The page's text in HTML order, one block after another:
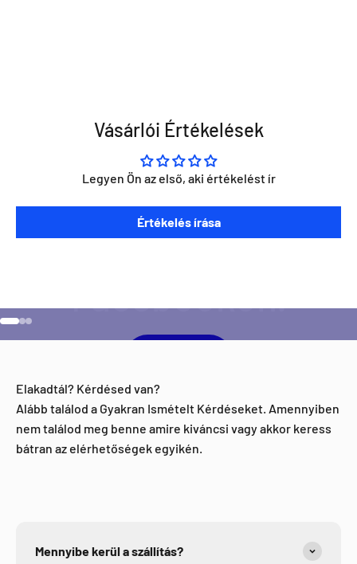
Vásárlói Értékelések
Legyen Ön az első, aki értékelést ír
Értékelés írása
Szeretnéd ha napra kész lennél minden Direct Darts
aktivitással kapcsolatban?
Elakadtál? Kérdésed van?
Alább találod a Gyakran Ismételt Kérdéseket. Amennyiben
nem találod meg benne amire kiváncsi vagy akkor keress
bátran az elérhetőségek egyikén.
Mennyibe kerül a szállítás?